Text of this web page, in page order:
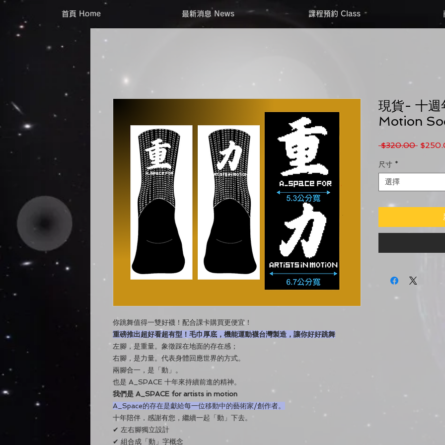
首頁 Home 最新消息 News 課程預約 Class
你跳舞值得一雙好襪！配合課卡購買更便宜！
重磅推出超好看超有型！毛巾厚底，機能運動襪台灣製造，讓你好好跳舞
左腳，是重量。象徵踩在地面的存在感；
右腳，是力量。代表身體回應世界的方式。
兩腳合一，是「動」。
也是 A_SPACE 十年來持續前進的精神。
我們是 A_SPACE for artists in motion
A_Space的存在是獻給每一位移動中的藝術家/創作者。
十年陪伴，感謝有您，繼續一起「動」下去。
✔ 左右腳獨立設計
✔ 組合成「動」字概念
現貨- 十週
Motion
$320.00 一般價
尺寸 *
選擇